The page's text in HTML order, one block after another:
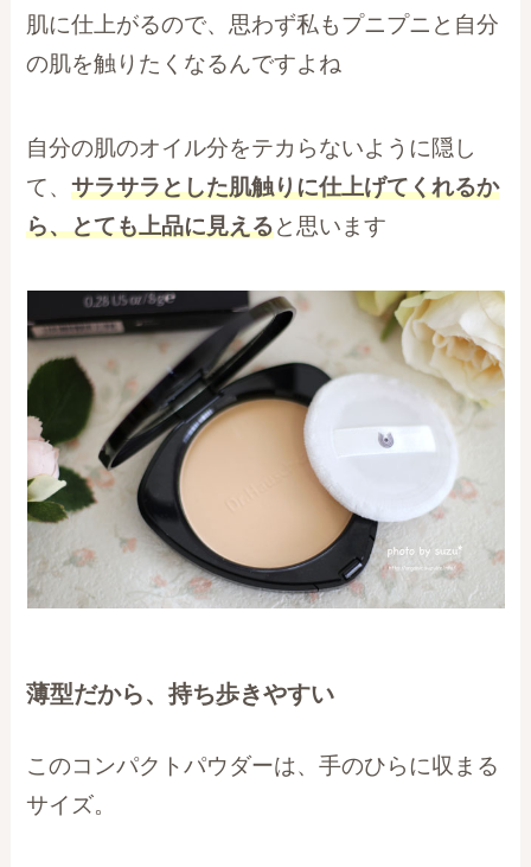
肌に仕上がるので、思わず私もプニプニと自分
の肌を触りたくなるんですよね
自分の肌のオイル分をテカらないように隠し
て、サラサラとした肌触りに仕上げてくれるか
ら、とても上品に見えると思います
薄型だから、持ち歩きやすい
このコンパクトパウダーは、手のひらに収まる
サイズ。